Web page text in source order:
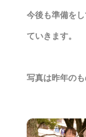
今後も準備を
ていきます。
写真は昨年のも